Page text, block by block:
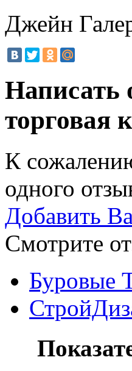
Джейн
Написать
К
одного
Добавить
Смотрите
Буровые